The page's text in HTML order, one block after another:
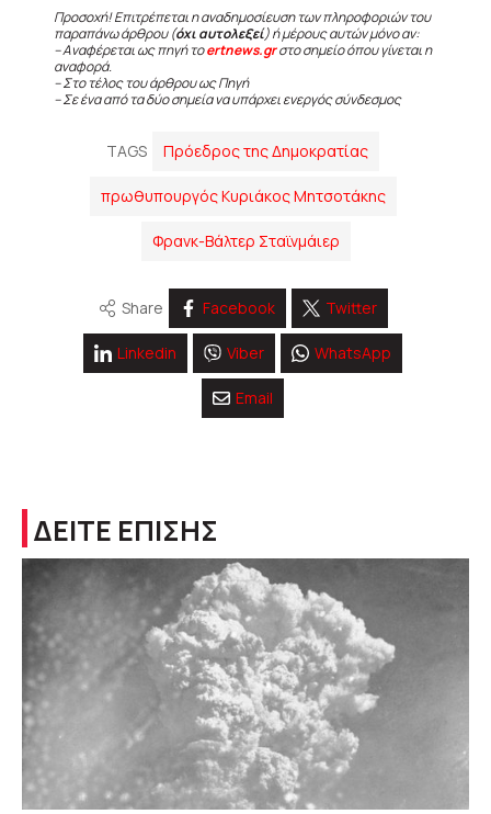
Προσοχή! Επιτρέπεται η αναδημοσίευση των πληροφοριών του
παραπάνω άρθρου (όχι αυτολεξεί) ή μέρους αυτών μόνο αν:
– Αναφέρεται ως πηγή τοertnews.grστο σημείο όπου γίνεται η
αναφορά.
– Στο τέλος του άρθρου ως Πηγή
– Σε ένα από τα δύο σημεία να υπάρχει ενεργός σύνδεσμος
TAGS Πρόεδρος της Δημοκρατίας
πρωθυπουργός Κυριάκος Μητσοτάκης
Φρανκ-Βάλτερ Σταϊνμάιερ
Share Facebook Twitter
Linkedin Viber WhatsApp
Email
ΔΕΙΤΕ ΕΠΙΣΗΣ